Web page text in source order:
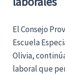
El Consejo
Escuela
Olivia,
laboral que